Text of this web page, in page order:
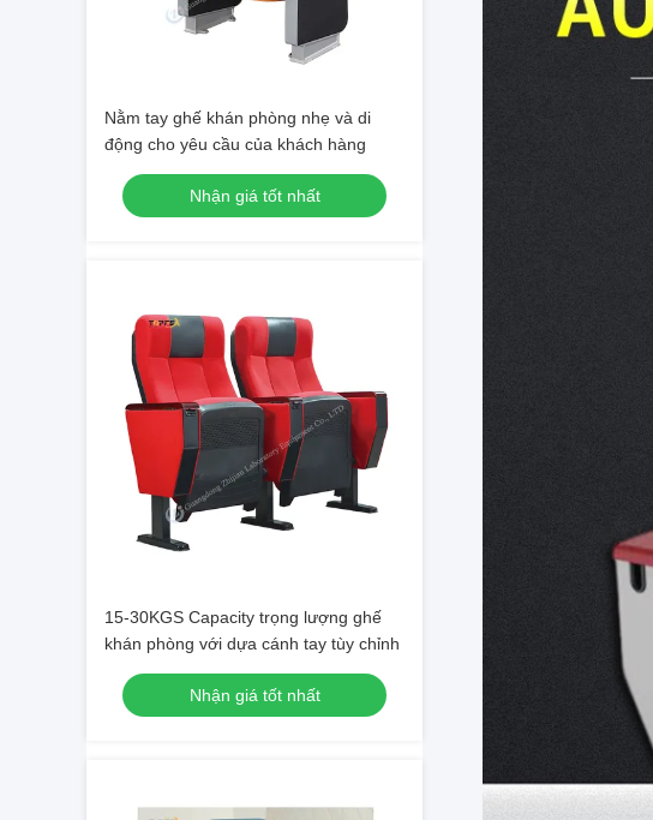
Nằm tay ghế khán phòng nhẹ và di
động cho yêu cầu của khách hàng
Nhận giá tốt nhất
15-30KGS Capacity trọng lượng ghế
khán phòng với dựa cánh tay tùy chỉnh
Nhận giá tốt nhất